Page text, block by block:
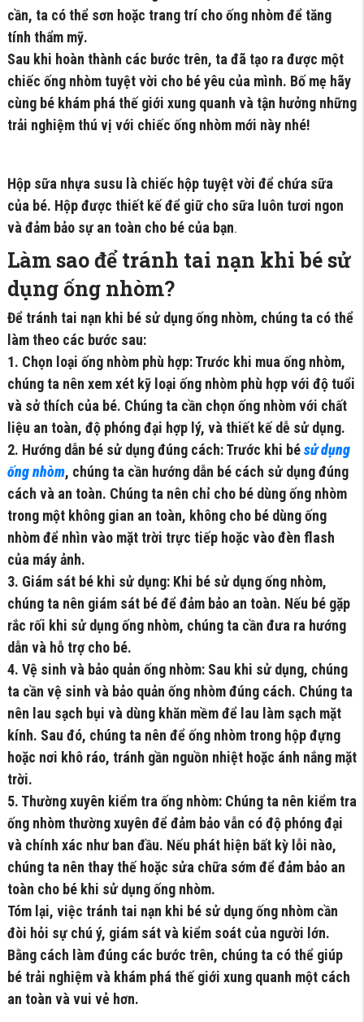
cần, ta có thể sơn hoặc trang trí cho ống nhòm để tăng
tính thẩm mỹ.
Sau khi hoàn thành các bước trên, ta đã tạo ra được một
chiếc ống nhòm tuyệt vời cho bé yêu của mình. Bố mẹ hãy
cùng bé khám phá thế giới xung quanh và tận hưởng những
trải nghiệm thú vị với chiếc ống nhòm mới này nhé!
Hộp sữa nhựa susu là chiếc hộp tuyệt vời để chứa sữa
của bé. Hộp được thiết kế để giữ cho sữa luôn tươi ngon
và đảm bảo sự an toàn cho bé của bạn.
Làm sao để tránh tai nạn khi bé sử
dụng ống nhòm?
Để tránh tai nạn khi bé sử dụng ống nhòm, chúng ta có thể
làm theo các bước sau:
1. Chọn loại ống nhòm phù hợp: Trước khi mua ống nhòm,
chúng ta nên xem xét kỹ loại ống nhòm phù hợp với độ tuổi
và sở thích của bé. Chúng ta cần chọn ống nhòm với chất
liệu an toàn, độ phóng đại hợp lý, và thiết kế dễ sử dụng.
2. Hướng dẫn bé sử dụng đúng cách: Trước khi bésử dụng
ống nhòm, chúng ta cần hướng dẫn bé cách sử dụng đúng
cách và an toàn. Chúng ta nên chỉ cho bé dùng ống nhòm
trong một không gian an toàn, không cho bé dùng ống
nhòm để nhìn vào mặt trời trực tiếp hoặc vào đèn flash
của máy ảnh.
3. Giám sát bé khi sử dụng: Khi bé sử dụng ống nhòm,
chúng ta nên giám sát bé để đảm bảo an toàn. Nếu bé gặp
rắc rối khi sử dụng ống nhòm, chúng ta cần đưa ra hướng
dẫn và hỗ trợ cho bé.
4. Vệ sinh và bảo quản ống nhòm: Sau khi sử dụng, chúng
ta cần vệ sinh và bảo quản ống nhòm đúng cách. Chúng ta
nên lau sạch bụi và dùng khăn mềm để lau làm sạch mặt
kính. Sau đó, chúng ta nên để ống nhòm trong hộp đựng
hoặc nơi khô ráo, tránh gần nguồn nhiệt hoặc ánh nắng mặt
trời.
5. Thường xuyên kiểm tra ống nhòm: Chúng ta nên kiểm tra
ống nhòm thường xuyên để đảm bảo vẫn có độ phóng đại
và chính xác như ban đầu. Nếu phát hiện bất kỳ lỗi nào,
chúng ta nên thay thế hoặc sửa chữa sớm để đảm bảo an
toàn cho bé khi sử dụng ống nhòm.
Tóm lại, việc tránh tai nạn khi bé sử dụng ống nhòm cần
đòi hỏi sự chú ý, giám sát và kiểm soát của người lớn.
Bằng cách làm đúng các bước trên, chúng ta có thể giúp
bé trải nghiệm và khám phá thế giới xung quanh một cách
an toàn và vui vẻ hơn.